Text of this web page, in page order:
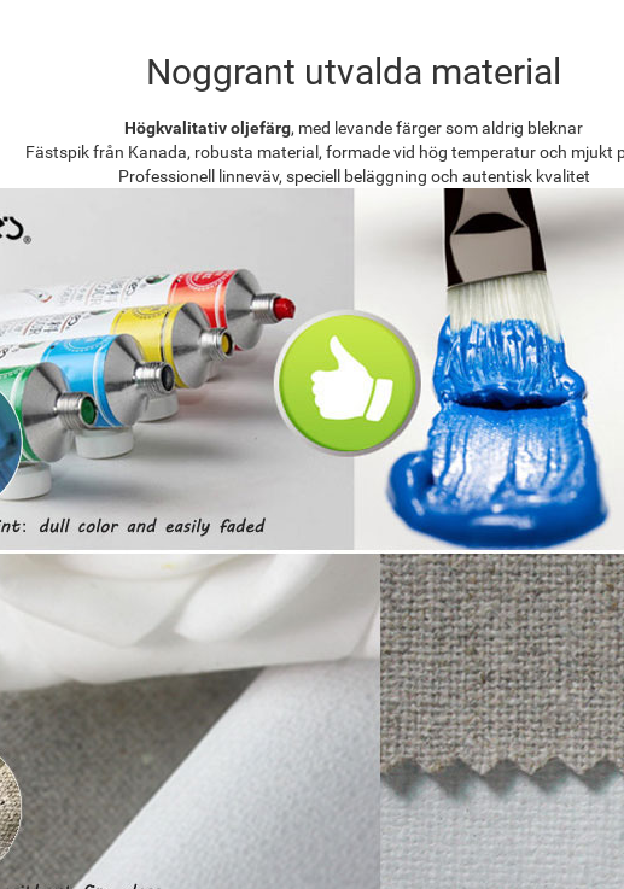
Noggrant utvalda material
Högkvalitativ oljefärg, med levande färger som aldrig bleknar
Fästspik från Kanada, robusta material, formade vid hög temperatur och mjukt
Professionell linneväv, speciell beläggning och autentisk kvalitet